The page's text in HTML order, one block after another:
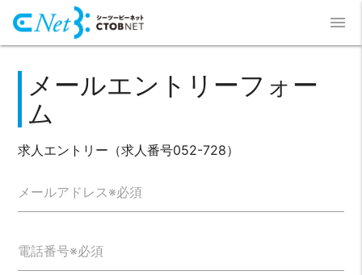
menu
メールエントリーフォー
ム
求人エントリー（求人番号052-728）
メールアドレス※必須
電話番号※必須